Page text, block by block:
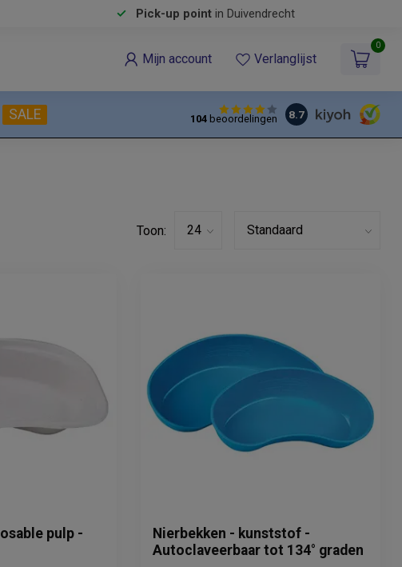
Pick-up pointin Duivendrecht
Mijn account Verlanglijst
0
SALE 104beoordelingen 8.7
Toon:
pulp -
Nierbekken - kunststof -
Autoclaveerbaar tot 134° graden